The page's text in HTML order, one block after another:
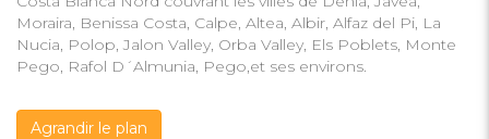
Moraira, Benissa Costa, Calpe, Altea, Albir, Alfaz del Pi, La
Nucia, Polop, Jalon Valley, Orba Valley, Els Poblets, Monte
Pego, Rafol D´Almunia, Pego,et ses environs.
Agrandir le plan